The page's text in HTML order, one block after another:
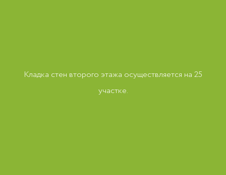
Кладка стен второго этажа осуществляется на 25
участке.